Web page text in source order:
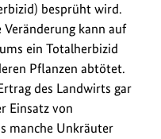
besprüht wird.
Veränderung kann auf
ein Totalherbizid
Pflanzen abtötet.
des Landwirts gar
Einsatz von
manche Unkräuter